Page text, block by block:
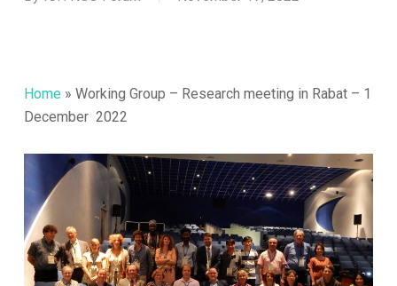
Home » Working Group – Research meeting in Rabat – 1
December 2022